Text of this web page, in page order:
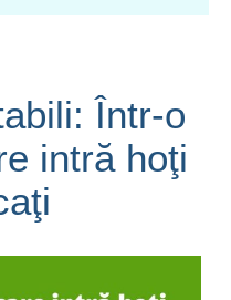
Într-o
intră hoţi